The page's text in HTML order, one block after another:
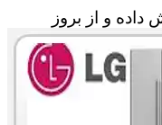
و از بروز